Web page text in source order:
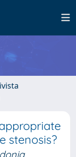
stenosis?